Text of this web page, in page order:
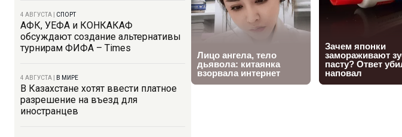
4 АВГУСТА СПОРТ
АФК, УЕФА и КОНКАКАФ
обсуждают создание альтернативы
турнирам ФИФА – Times
4 АВГУСТА В МИРЕ
В Казахстане хотят ввести платное
разрешение на въезд для
иностранцев